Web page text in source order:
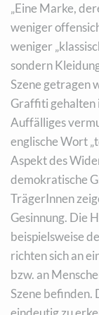
„Eine Marke,
weniger
weniger
sondern
Szene getragen
Graffiti gehalten
Auffälliges
englische Wort
Aspekt des
demokratische
TrägerInnen
Gesinnung. Die
beispielsweise
richten sich an
bzw. an
Szene befinden.